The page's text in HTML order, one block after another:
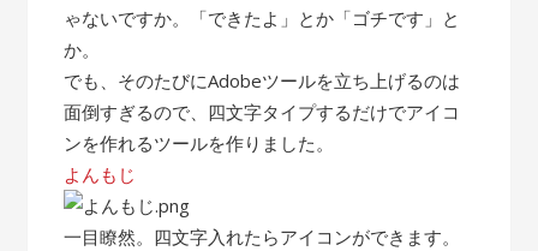
ゃないですか。「できたよ」とか「ゴチです」と
か。
でも、そのたびにAdobeツールを立ち上げるのは
面倒すぎるので、四文字タイプするだけでアイコ
ンを作れるツールを作りました。
よんもじ
一目瞭然。四文字入れたらアイコンができます。